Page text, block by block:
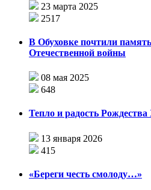
23 марта 2025
2517
В Обуховке почтили
Отечественной войны
08 мая 2025
648
Тепло и радость
13 января 2026
415
«Береги честь смолоду…»